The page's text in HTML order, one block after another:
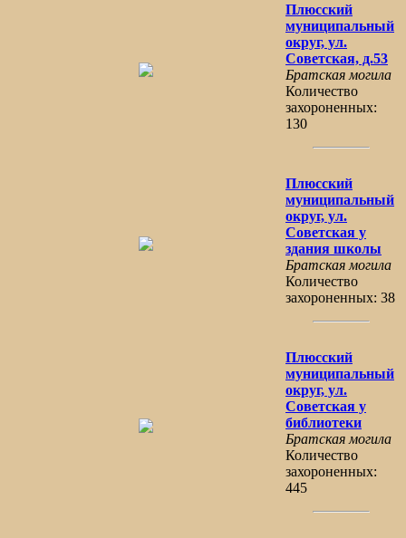
Плюсский
муниципальный
округ, ул.
Советская, д.53
Братская могила
Количество
захороненных:
130
Плюсский
муниципальный
округ, ул.
Советская у
здания школы
Братская могила
Количество
захороненных: 38
Плюсский
муниципальный
округ, ул.
Советская у
библиотеки
Братская могила
Количество
захороненных:
445